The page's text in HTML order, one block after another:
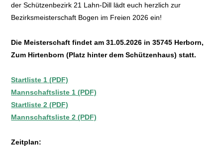
der Schützenbezirk 21 Lahn-Dill lädt euch herzlich zur
Bezirksmeisterschaft Bogen im Freien 2026 ein!
Die Meisterschaft findet am 31.05.2026 in 35745 Herborn,
Zum Hirtenborn (Platz hinter dem Schützenhaus) statt.
Startliste 1 (PDF)
Mannschaftsliste 1 (PDF)
Startliste 2 (PDF)
Mannschaftsliste 2 (PDF)
Zeitplan: